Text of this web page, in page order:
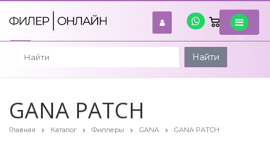
войти
Найти
GANA PATCH
Главная Каталог Филлеры GANA GANA PATCH